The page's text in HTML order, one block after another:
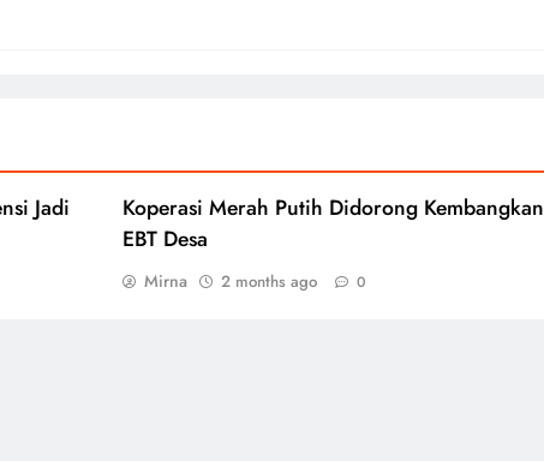
Jadi
Koperasi Merah Putih Didorong Kembangkan
EBT Desa
Mirna 2 months ago 0